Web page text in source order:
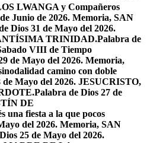
LWANGA y Compañeros
Junio de 2026. Memoria, SAN
Dios 31 de Mayo del 2026.
TRINIDAD.Palabra de
VIII de Tiempo
de Mayo del 2026. Memoria,
camino con doble
de Mayo del 2026. JESUCRISTO,
Palabra de Dios 27 de
DE
una fiesta a la que pocos
del 2026. Memoria, SAN
25 de Mayo del 2026.